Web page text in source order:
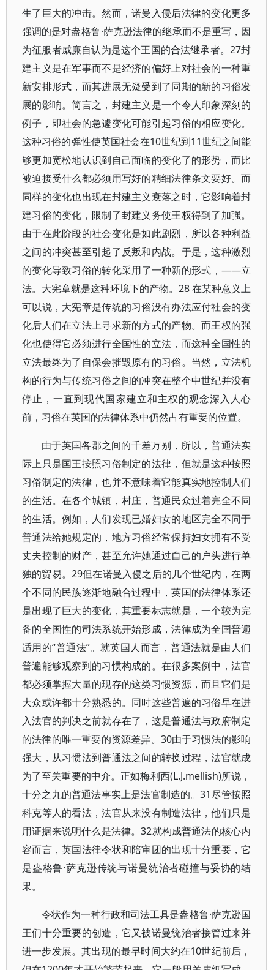
生了巨大的冲击。然而，诺曼入侵后法律的变化更多
强调的是对盎格鲁·萨克逊法律的继承而不是重写，因
为征服者威廉自认为是这个王国的合法继承者。27封
建主义是在军事而不是经济的偏好上对社会的一种重
新安排形式，而其进展无疑受到了同期的新的习俗发
展的影响。简言之，封建主义是一个令人印象深刻的
例子，即社会的急遽变化可能引起习俗的相应变化。
这种习俗的弹性使英国社会在10世纪到11世纪之间能
够更加宽松地认识到自己面临的变化了的形势，而比
被迫接受什么都必须用写好的精细法律条文要好。而
同样的变化也出现在封建主义衰落之时，它影响着封
建习俗的变化，限制了封建义务使王权得到了加强。
由于在此阶段的社会变化是如此剧烈，所以各种利益
之间的冲突甚至引起了反叛和内战。于是，这种激烈
的变化导致习俗的转化采用了一种新的形式，——立
法。大宪章就是这种环境下的产物。28 在某种意义上
可以说，大宪章是传统的习俗没有办法应付社会的变
化后人们在立法上寻求新的方式的产物。而王权的强
化也使得它必须进行全国性的立法，而这种全国性的
立法最终为了自保会摧毁原有的习俗。当然，立法机
构的行为与传统习俗之间的冲突在整个中世纪并没有
停止，一直到现代国家建立和主权的观念深入人心
前，习俗在英国的法律体系中仍然占有重要的位置。
由于英国各郡之间的千差万别，所以，普通法实
际上只是国王按照习俗制定的法律，但就是这种按照
习俗制定的法律，也并不意味着它能真实地控制人们
的生活。在各个城镇，村庄，普通民众过着完全不同
的生活。例如，人们发现已婚妇女的地区完全不同于
普通法给她规定的，地方习俗经常保持妇女拥有不受
丈夫控制的财产，甚至允许她通过自己的户头进行单
独的贸易。29但在诺曼入侵之后的几个世纪内，在两
个不同的民族逐渐地融合过程中，英国的法律体系还
是出现了巨大的变化，其重要标志就是，一个较为完
备的全国性的司法系统开始形成，法律成为全国普遍
适用的“普通法”。就英国人而言，普通法就是由人们
普遍能够观察到的习惯构成的。在很多案例中，法官
都必须掌握大量的现存的这类习惯资源，而且它们是
大众或许都十分熟悉的。同时这些普遍的习俗早在进
入法官的判决之前就存在了，这是普通法与政府制定
的法律的唯一重要的资源差异。30由于习惯法的影响
强大，从习惯法到普通法之间的转换过程，法官就成
为了至关重要的中介。正如梅利西(L.J.mellish)所说，
十分之九的普通法事实上是法官制造的。31尽管按照
科克等人的看法，法官从来没有制造法律，他们只是
用证据来说明什么是法律。32就构成普通法的核心内
容而言，英国法律令状和陪审团的出现十分重要，它
是盎格鲁·萨克逊传统与诺曼统治者碰撞与妥协的结
果。
令状作为一种行政和司法工具是盎格鲁·萨克逊国
王们十分重要的创造，它又被诺曼统治者接管过来并
进一步发展。其出现的最早时间大约在10世纪前后，